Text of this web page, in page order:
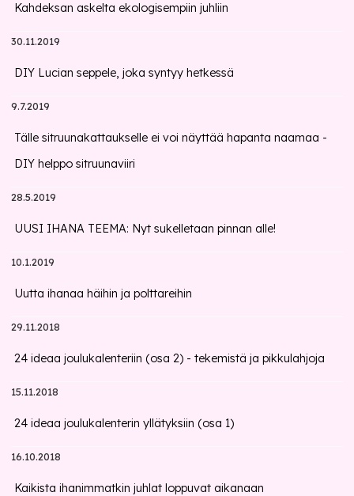
Kahdeksan askelta ekologisempiin juhliin
30.11.2019
DIY Lucian seppele, joka syntyy hetkessä
9.7.2019
Tälle sitruunakattaukselle ei voi näyttää hapanta naamaa -
DIY helppo sitruunaviiri
28.5.2019
UUSI IHANA TEEMA: Nyt sukelletaan pinnan alle!
10.1.2019
Uutta ihanaa häihin ja polttareihin
29.11.2018
24 ideaa joulukalenteriin (osa 2) - tekemistä ja pikkulahjoja
15.11.2018
24 ideaa joulukalenterin yllätyksiin (osa 1)
16.10.2018
Kaikista ihanimmatkin juhlat loppuvat aikanaan